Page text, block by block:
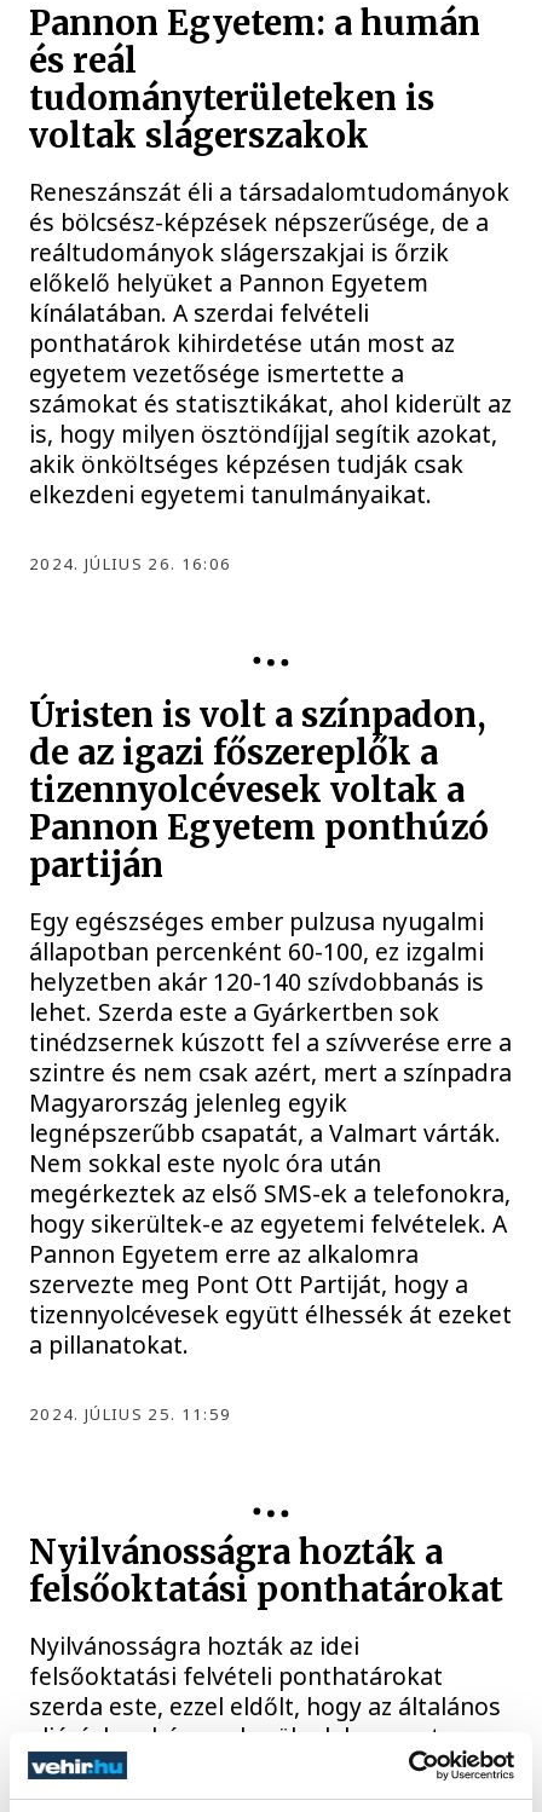
Pannon Egyetem: a humán
és reál
tudományterületeken is
voltak slágerszakok
Reneszánszát éli a társadalomtudományok
és bölcsész-képzések népszerűsége, de a
reáltudományok slágerszakjai is őrzik
előkelő helyüket a Pannon Egyetem
kínálatában. A szerdai felvételi
ponthatárok kihirdetése után most az
egyetem vezetősége ismertette a
számokat és statisztikákat, ahol kiderült az
is, hogy milyen ösztöndíjjal segítik azokat,
akik önköltséges képzésen tudják csak
elkezdeni egyetemi tanulmányaikat.
2024. JÚLIUS 26. 16:06
Úristen is volt a színpadon,
de az igazi főszereplők a
tizennyolcévesek voltak a
Pannon Egyetem ponthúzó
partiján
Egy egészséges ember pulzusa nyugalmi
állapotban percenként 60-100, ez izgalmi
helyzetben akár 120-140 szívdobbanás is
lehet. Szerda este a Gyárkertben sok
tinédzsernek kúszott fel a szívverése erre a
szintre és nem csak azért, mert a színpadra
Magyarország jelenleg egyik
legnépszerűbb csapatát, a Valmart várták.
Nem sokkal este nyolc óra után
megérkeztek az első SMS-ek a telefonokra,
hogy sikerültek-e az egyetemi felvételek. A
Pannon Egyetem erre az alkalomra
szervezte meg Pont Ott Partiját, hogy a
tizennyolcévesek együtt élhessék át ezeket
a pillanatokat.
2024. JÚLIUS 25. 11:59
Nyilvánosságra hozták a
felsőoktatási ponthatárokat
Nyilvánosságra hozták az idei
felsőoktatási felvételi ponthatárokat
szerda este, ezzel eldőlt, hogy az általános
eljárásban hányan kerülnek be egyetemre,
főiskolára.